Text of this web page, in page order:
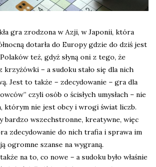
gra zrodzona w Azji, w Japonii, która
dotarła do Europy gdzie do dziś jest
też, gdyż słyną oni z tego, że
krzyżówki – a sudoku stało się dla nich
Jest to także – zdecydowanie – gra dla
czyli osób o ścisłych umysłach – nie
którym nie jest obcy i wrogi świat liczb.
bardzo wszechstronne, kreatywne, więc
zdecydowanie do nich trafia i sprawa im
ogromne szanse na wygraną.
na to, co nowe – a sudoku było właśnie